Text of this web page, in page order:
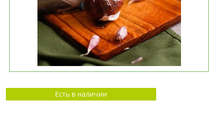
Есть в наличии